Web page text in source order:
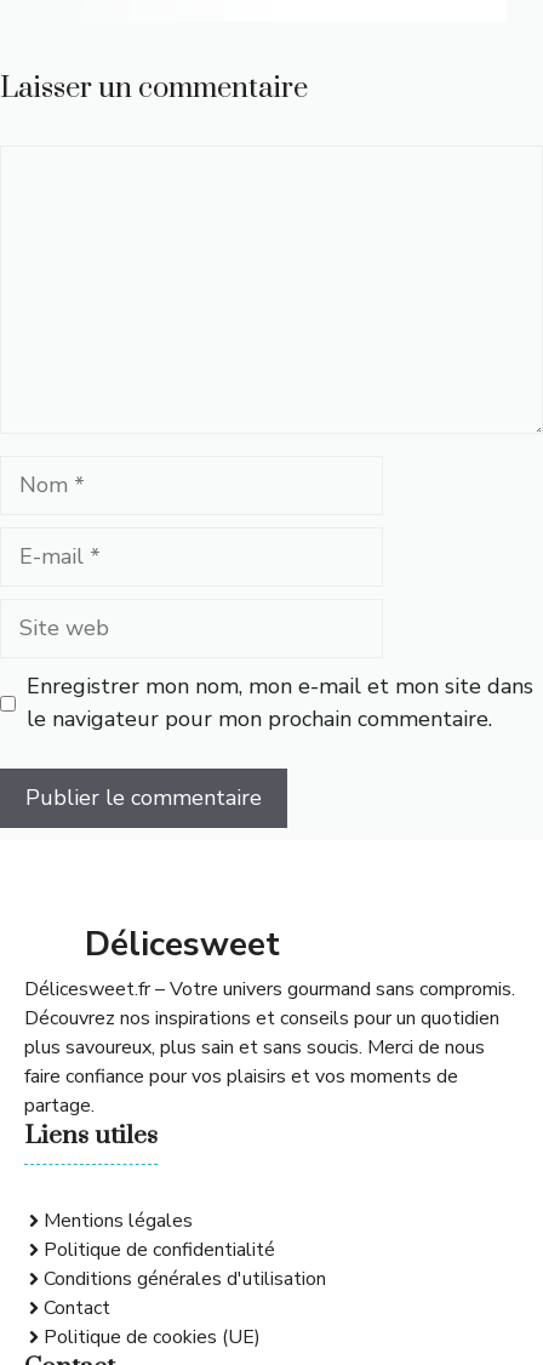
Laisser un commentaire
Nom
Site
Enregistrer mon nom, mon e-mail et mon site dans
le navigateur pour mon prochain commentaire.
Délicesweet
Délicesweet.fr – Votre univers gourmand sans compromis.
Découvrez nos inspirations et conseils pour un quotidien
plus savoureux, plus sain et sans soucis. Merci de nous
faire confiance pour vos plaisirs et vos moments de
partage.
Liens utiles
Mentions légales
Politique de confidentialité
Conditions générales d'utilisation
Contact
Politique de cookies (UE)